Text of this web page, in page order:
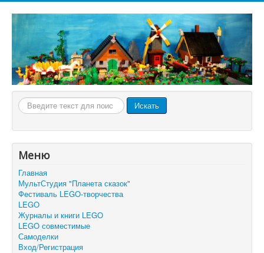
Искать... Искать
Меню
Главная
МультСтудия "Планета сказок"
Фестиваль LEGO-творчества
LEGO
Журналы и книги LEGO
LEGO совместимые
Самоделки
Вход/Регистрация